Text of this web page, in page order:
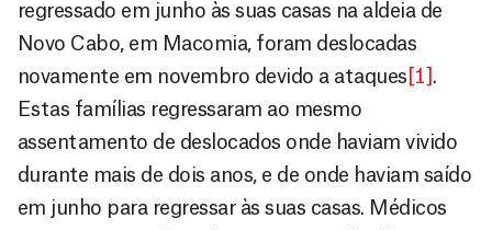
regressado em junho às suas casas na aldeia de
Novo Cabo, em Macomia, foram deslocadas
novamente em novembro devido a ataques [1] .
Estas famílias regressaram ao mesmo
assentamento de deslocados onde haviam vivido
durante mais de dois anos, e de onde haviam saído
em junho para regressar às suas casas. Médicos